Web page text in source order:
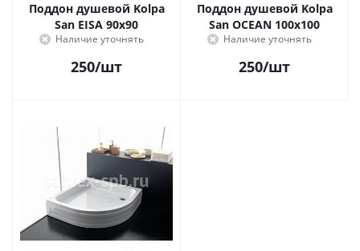
Поддон душевой Kolpa
San EISA 90х90
Наличие уточнять
250/шт
Поддон душевой Kolpa
San OCEAN 100х100
Наличие уточнять
250/шт